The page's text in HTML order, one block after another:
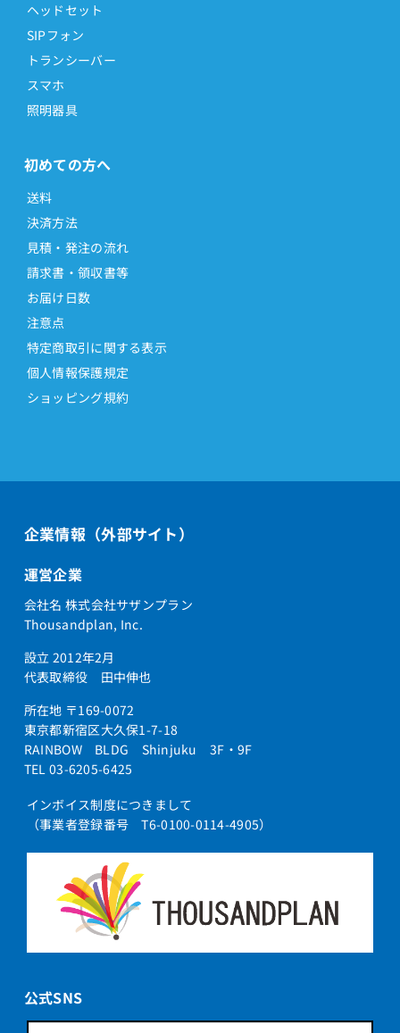
ヘッドセット
SIPフォン
トランシーバー
スマホ
照明器具
初めての方へ
送料
決済方法
見積・発注の流れ
請求書・領収書等
お届け日数
注意点
特定商取引に関する表示
個人情報保護規定
ショッピング規約
企業情報（外部サイト）
運営企業
会社名 株式会社サザンプラン
Thousandplan, Inc.
設立 2012年2月
代表取締役 田中伸也
所在地 〒169-0072
東京都新宿区大久保1-7-18
RAINBOW BLDG Shinjuku 3F・9F
TEL 03-6205-6425
インボイス制度につきまして
（事業者登録番号 T6-0100-0114-4905）
公式SNS